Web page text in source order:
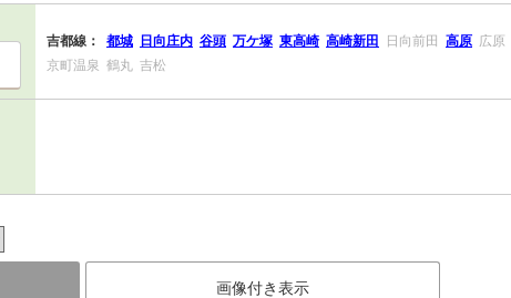
吉都線： 都城 日向庄内 谷頭 万ケ塚 東高崎 高崎新田 日向前田 高原 広原
京町温泉 鶴丸 吉松
画像付き表示